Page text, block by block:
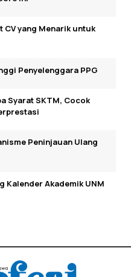
CV yang Menarik untuk
Penyelenggara PPG
Syarat SKTM, Cocok
Peninjauan Ulang
Kalender Akademik UNM